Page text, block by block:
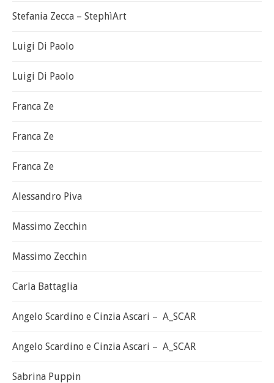
Stefania Zecca – StephìArt
Luigi Di Paolo
Luigi Di Paolo
Franca Ze
Franca Ze
Franca Ze
Alessandro Piva
Massimo Zecchin
Massimo Zecchin
Carla Battaglia
Angelo Scardino e Cinzia Ascari – A_SCAR
Angelo Scardino e Cinzia Ascari – A_SCAR
Sabrina Puppin